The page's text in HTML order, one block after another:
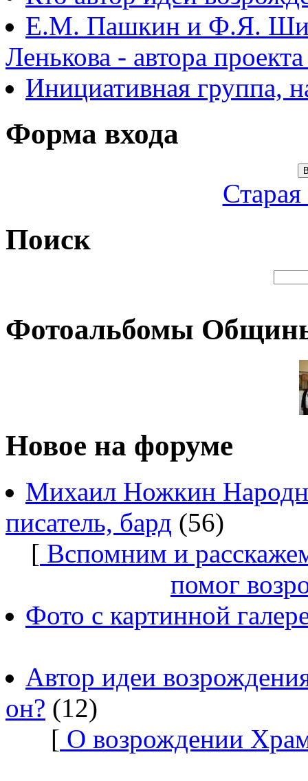
Е.М. Пашкин и Ф.Я.
Ленькова - автора
Инициативная группа,
Форма входа
Поиск
Фотоальбомы
Новое на форуме
Михаил Ножкин
писатель, бард (56)
[ Вспомним и
помог
Фото с картинной
Автор идеи
он? (12)
[ О возрождении